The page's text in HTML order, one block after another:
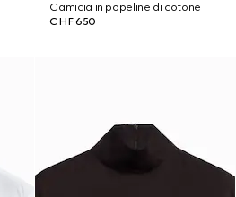
Camicia in popeline di cotone
CHF 650